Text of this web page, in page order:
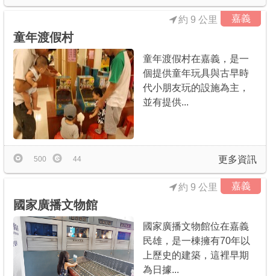
嘉義
約 9 公里
童年渡假村
童年渡假村在嘉義，是一
個提供童年玩具與古早時
代小朋友玩的設施為主，
並有提供...
更多資訊
500 44
嘉義
約 9 公里
國家廣播文物館
國家廣播文物館位在嘉義
民雄，是一棟擁有70年以
上歷史的建築，這裡早期
為日據...